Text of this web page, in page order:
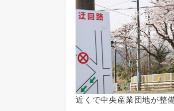
近くで中央産業団地が整